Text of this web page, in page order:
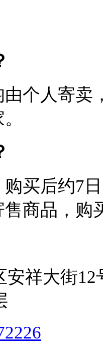
个人寄卖
买后约7
商品，购
安祥大街